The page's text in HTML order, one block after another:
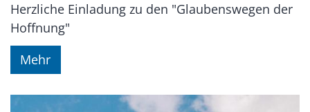
Herzliche Einladung zu den "Glaubenswegen der
Hoffnung"
Mehr